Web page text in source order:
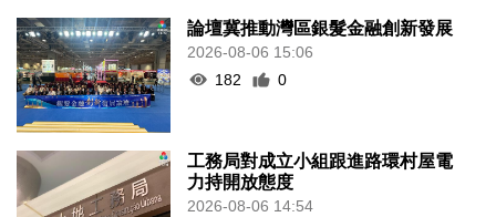
論壇冀推動灣區銀髮金融創新發展
2026-08-06 15:06
182
0
工務局對成立小組跟進路環村屋電
力持開放態度
2026-08-06 14:54